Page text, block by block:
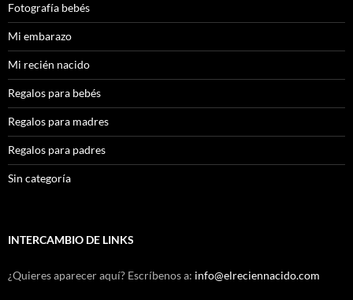
Fotografía bebés
Mi embarazo
Mi recién nacido
Regalos para bebés
Regalos para madres
Regalos para padres
Sin categoría
INTERCAMBIO DE LINKS
¿Quieres aparecer aquí? Escríbenos a: info@elreciennacido.com